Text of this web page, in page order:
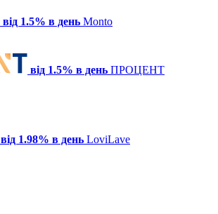
від 1.5% в день Monto
від 1.5% в день ПРОЦЕНТ
від 1.98% в день LoviLave